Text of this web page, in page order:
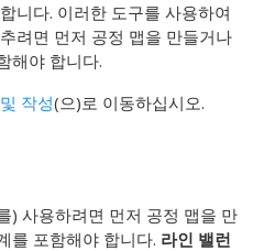
니다. 이러한 도구를 사용하여
려면 먼저 공정 맵을 만들거나
해야 합니다.
작성(으)로 이동하십시오.
) 사용하려면 먼저 공정 맵을 만
를 포함해야 합니다. 라인 밸런